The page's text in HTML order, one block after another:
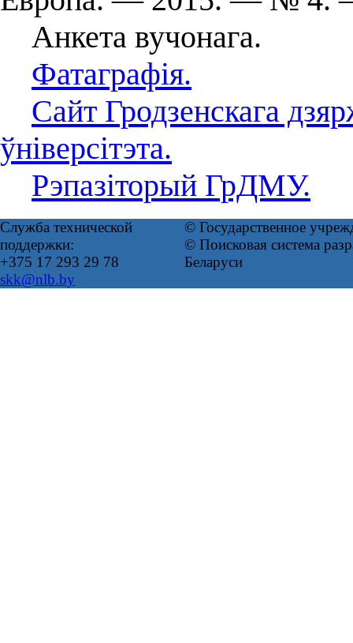
Анкета вучонага.
Фатаграфія.
Сайт Гродзенскага
ўніверсітэта.
Рэпазіторый ГрДМУ.
Служба технической
поддержки:
+375 17 293 29 78
skk@nlb.by
© Государственное
© Поисковая система
Беларуси